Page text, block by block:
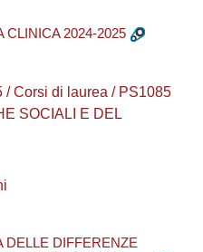
CLINICA 2024-2025
/ Corsi di laurea / PS1085
SOCIALI E DEL
DELLE DIFFERENZE